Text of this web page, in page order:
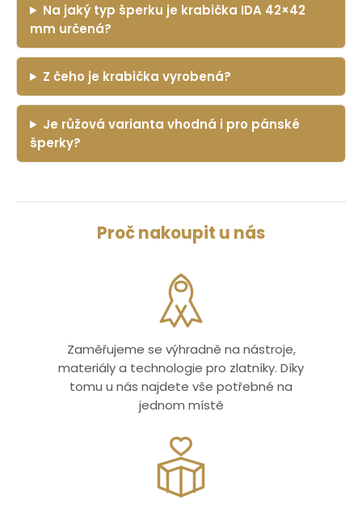
Na jaký typ šperku je krabička IDA 42×42
mm určená?
Z čeho je krabička vyrobená?
Je růžová varianta vhodná i pro pánské
šperky?
Proč nakoupit u nás
Zaměřujeme se výhradně na nástroje,
materiály a technologie pro zlatníky. Díky
tomu u nás najdete vše potřebné na
jednom místě